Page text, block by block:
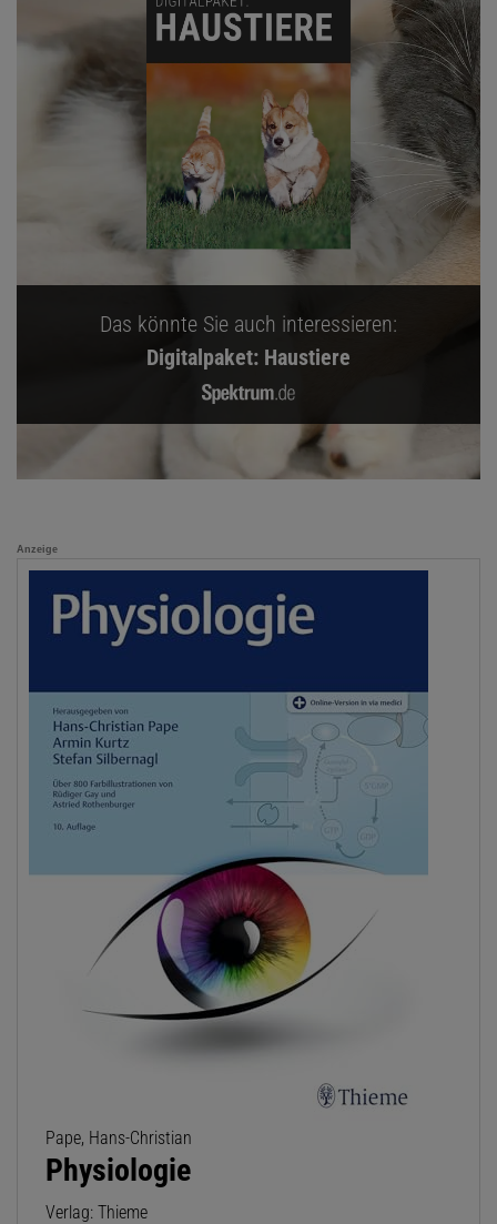
Das könnte Sie auch interessieren:
Digitalpaket: Haustiere
Anzeige
Pape, Hans-Christian
Physiologie
Verlag: Thieme